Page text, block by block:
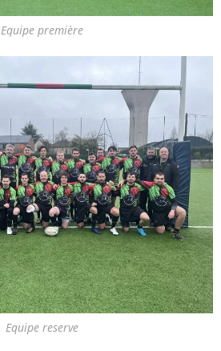
Equipe première
Equipe reserve